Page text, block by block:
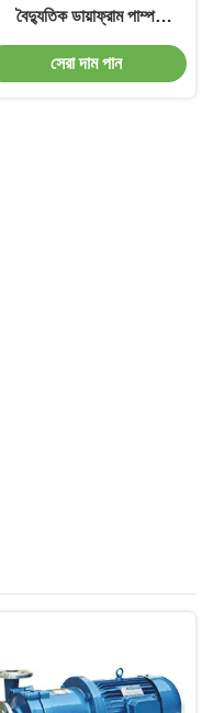
বৈদ্যুতিক ডায়াফ্রাম পাম্প
0.75kw-15kw উচ্চ দক্ষতা
সেরা দাম পান